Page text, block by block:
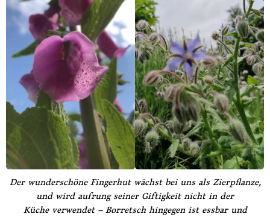
Der wunderschöne Fingerhut wächst bei uns als Zierpflanze,
und wird aufrung seiner Giftigkeit nicht in der
Küche verwendet – Borretsch hingegen ist essbar und